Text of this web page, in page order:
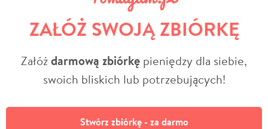
ZAŁÓŻ SWOJĄ ZBIÓRKĘ
Załóżdarmową zbiórkę pieniędzy dla siebie,
swoich bliskich lub potrzebujących!
Stwórz zbiórkę - za darmo